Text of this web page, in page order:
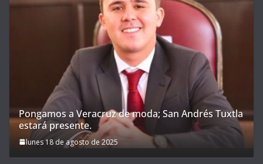
Pongamos a Veracruz de moda; San Andrés Tuxtla
estará presente.
lunes 18 de agosto de 2025